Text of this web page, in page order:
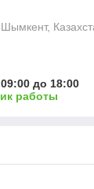
до 18:00
работы